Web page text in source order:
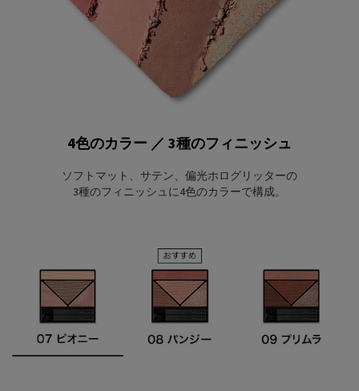
4色のカラー ／ 3種のフィニッシュ
ソフトマット、サテン、偏光ホログリッターの
3種のフィニッシュに4色のカラーで構成。